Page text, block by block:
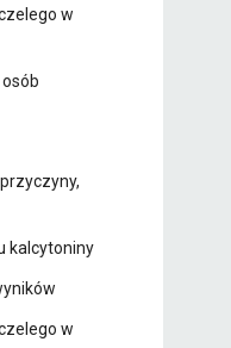
w
kalcytoniny
w